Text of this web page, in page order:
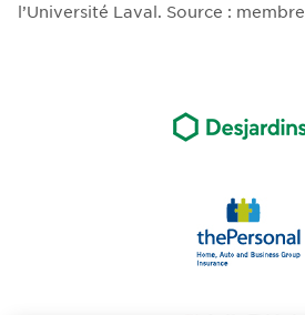
l’Université Laval. Source : membre